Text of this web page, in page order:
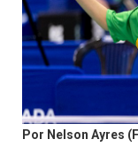
Por Nelson Ayres